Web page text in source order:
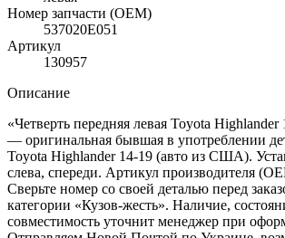
Номер запчасти (OEM)
537020E051
Артикул
130957
Описание
«Четверть передняя левая Toyota Highlander
— оригинальная бывшая в употреблении
Toyota Highlander 14-19 (авто из США).
слева, спереди. Артикул производителя
Сверьте номер со своей деталью перед
категории «Кузов-жесть». Наличие,
совместимость уточнит менеджер при